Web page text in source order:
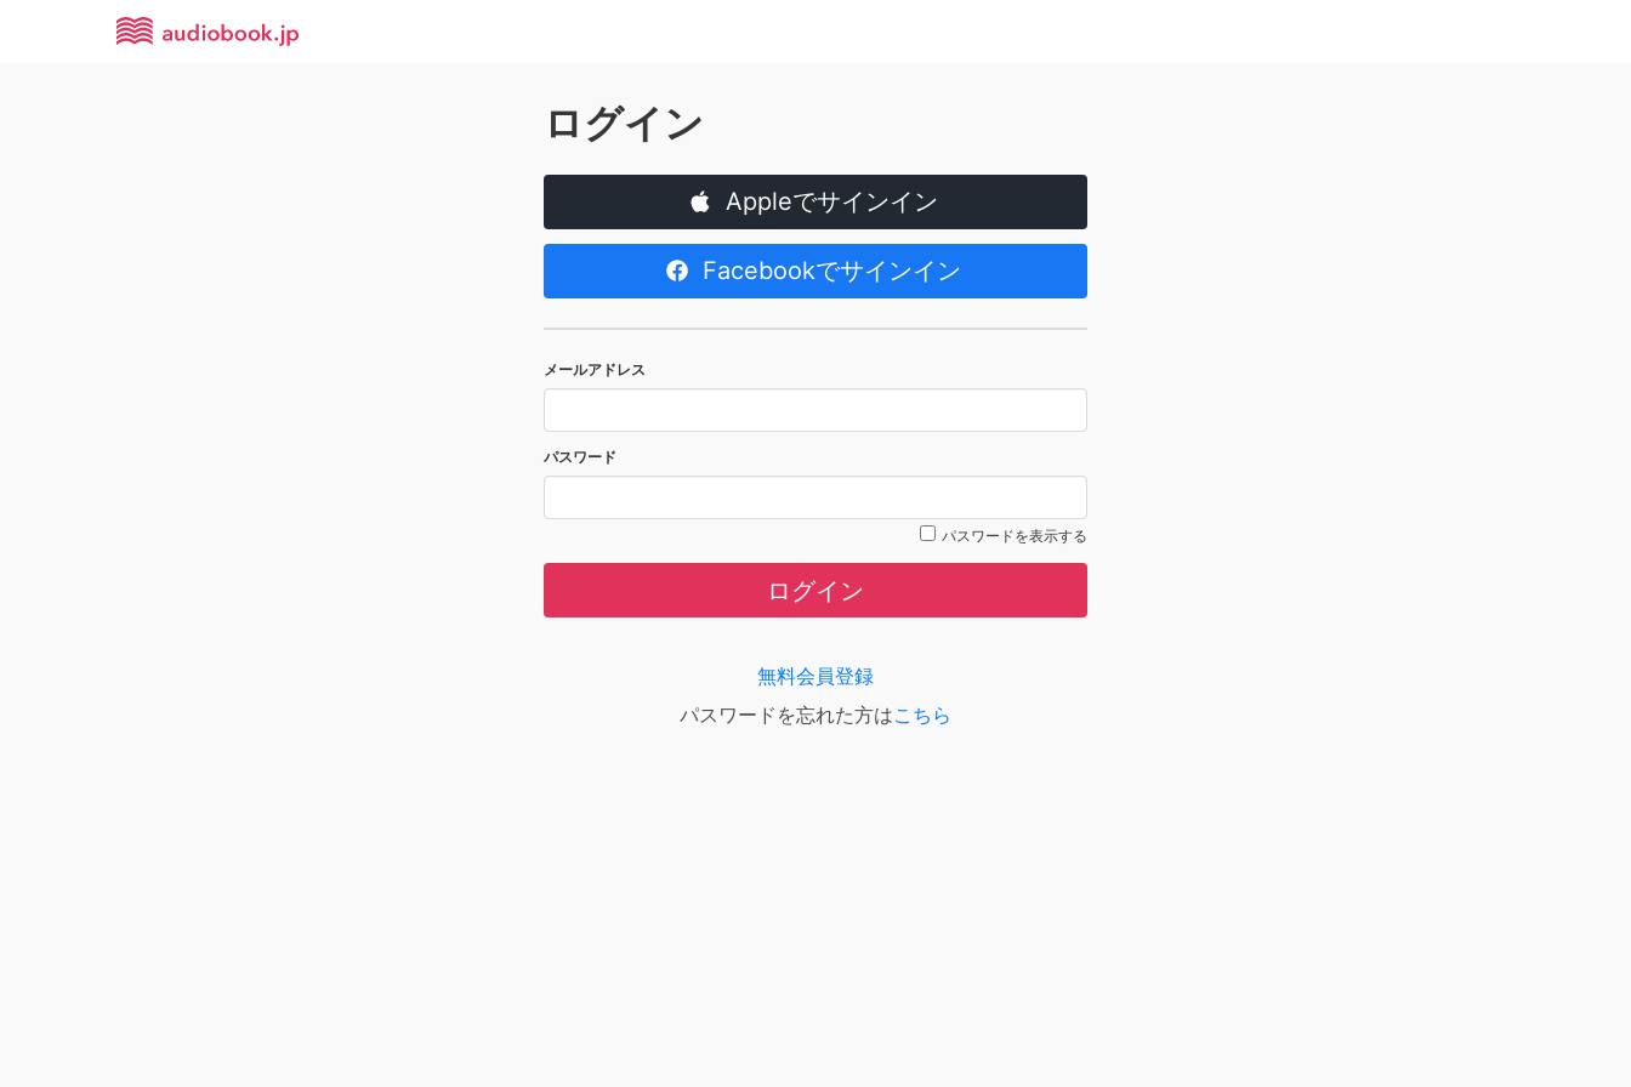
ログイン
Appleでサインイン
Facebookでサインイン
メールアドレス
パスワード
パスワードを表示する
ログイン
無料会員登録
パスワードを忘れた方はこちら